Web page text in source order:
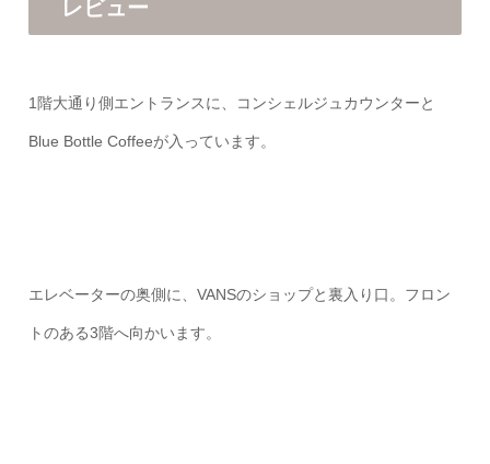
レビュー
1階大通り側エントランスに、コンシェルジュカウンターと
Blue Bottle Coffeeが入っています。
エレベーターの奥側に、VANSのショップと裏入り口。フロン
トのある3階へ向かいます。